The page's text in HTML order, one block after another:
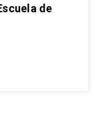
de